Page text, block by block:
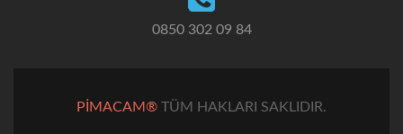
0850 302 09 84
PİMACAM® TÜM HAKLARI SAKLIDIR.